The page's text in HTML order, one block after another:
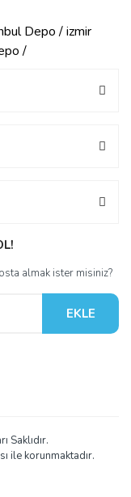
Depo / izmir
/
almak ister misiniz?
EKLE
Saklıdır.
ile korunmaktadır.